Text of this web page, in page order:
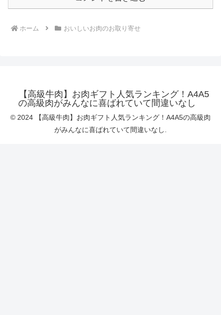
ホーム おいしいお肉のお取り寄せ
【高級牛肉】お肉ギフト人気ランキング！A4A5
の高級肉がみんなに喜ばれていて間違いなし
© 2024 【高級牛肉】お肉ギフト人気ランキング！A4A5の高級肉
がみんなに喜ばれていて間違いなし.